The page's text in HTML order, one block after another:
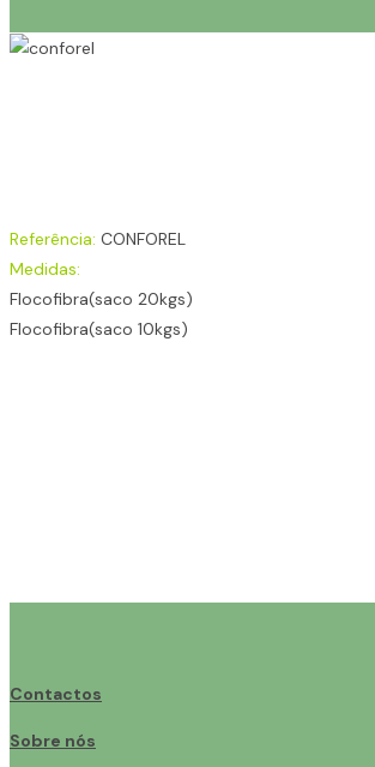
Referência: CONFOREL
Medidas:
Flocofibra(saco 20kgs)
Flocofibra(saco 10kgs)
Contactos
Sobre nós